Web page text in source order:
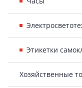
Этикетки
Хозяйственные